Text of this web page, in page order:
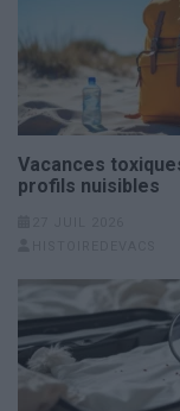
Vacances
profils nuisibles